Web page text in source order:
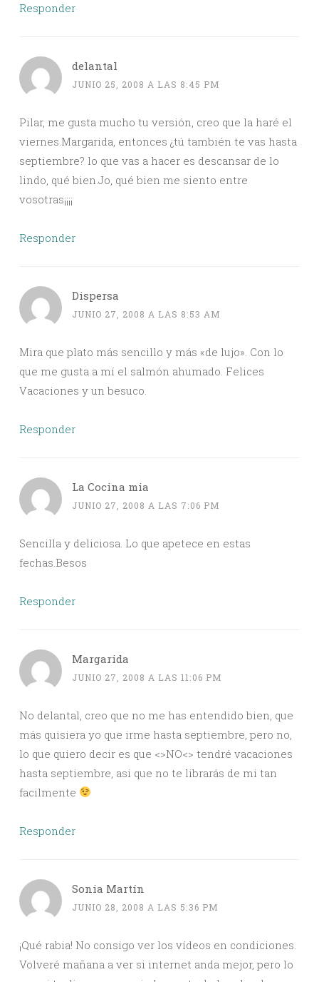
Responder
delantal
JUNIO 25, 2008 A LAS 8:45 PM
Pilar, me gusta mucho tu versión, creo que la haré el
viernes.Margarida, entonces ¿tú también te vas hasta
septiembre? lo que vas a hacer es descansar de lo
lindo, qué bien.Jo, qué bien me siento entre
vosotras¡¡¡¡
Responder
Dispersa
JUNIO 27, 2008 A LAS 8:53 AM
Mira que plato más sencillo y más «de lujo». Con lo
que me gusta a mí el salmón ahumado. Felices
Vacaciones y un besuco.
Responder
La Cocina mia
JUNIO 27, 2008 A LAS 7:06 PM
Sencilla y deliciosa. Lo que apetece en estas
fechas.Besos
Responder
Margarida
JUNIO 27, 2008 A LAS 11:06 PM
No delantal, creo que no me has entendido bien, que
más quisiera yo que irme hasta septiembre, pero no,
lo que quiero decir es que <>NO<> tendré vacaciones
hasta septiembre, asi que no te librarás de mi tan
facilmente
Responder
Sonia Martín
JUNIO 28, 2008 A LAS 5:36 PM
¡Qué rabia! No consigo ver los vídeos en condiciones.
Volveré mañana a ver si internet anda mejor, pero lo